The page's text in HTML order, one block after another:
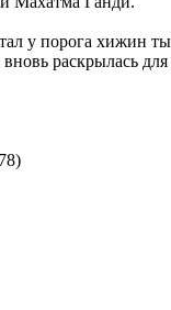
у порога хижин
раскрылась